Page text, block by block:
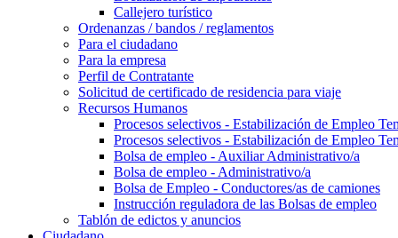
Callejero turístico
Ordenanzas / bandos / reglamentos
Para el ciudadano
Para la empresa
Perfil de Contratante
Solicitud de certificado de residencia para viaje
Recursos Humanos
Procesos selectivos - Estabilización de Empleo
Procesos selectivos - Estabilización de Empleo
Bolsa de empleo - Auxiliar Administrativo/a
Bolsa de empleo - Administrativo/a
Bolsa de Empleo - Conductores/as de camiones
Instrucción reguladora de las Bolsas de empleo
Tablón de edictos y anuncios